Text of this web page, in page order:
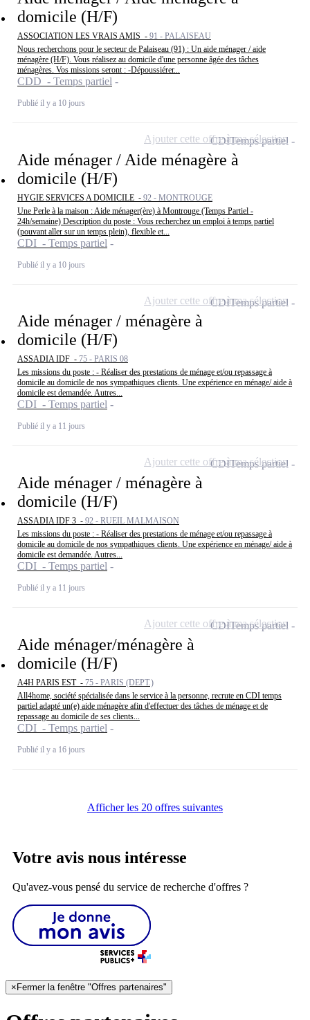
domicile (H/F)
ASSOCIATION LES VRAIS AMIS - 91 - PALAISEAU
Nous recherchons pour le secteur de Palaiseau (91) : Un aide ménager / aide
ménagère (H/F). Vous réalisez au domicile d'une personne âgée des tâches
ménagères. Vos missions seront : -Dépoussiérer...
CDD - Temps partiel
Publié il y a 10 jours
Aide ménager / Aide ménagère à
domicile (H/F)
HYGIE SERVICES A DOMICILE - 92 - MONTROUGE
Une Perle à la maison : Aide ménager(ère) à Montrouge (Temps Partiel -
24h/semaine) Description du poste : Vous recherchez un emploi à temps partiel
(pouvant aller sur un temps plein), flexible et...
CDI - Temps partiel
Publié il y a 10 jours
CDITemps partiel
Ajouter cette offre à ma sélection
Aide ménager / ménagère à
domicile (H/F)
ASSADIA IDF - 75 - PARIS 08
Les missions du poste : - Réaliser des prestations de ménage et/ou repassage à
domicile au domicile de nos sympathiques clients. Une expérience en ménage/ aide à
domicile est demandée. Autres...
CDI - Temps partiel
Publié il y a 11 jours
CDITemps partiel
Ajouter cette offre à ma sélection
Aide ménager / ménagère à
domicile (H/F)
ASSADIA IDF 3 - 92 - RUEIL MALMAISON
Les missions du poste : - Réaliser des prestations de ménage et/ou repassage à
domicile au domicile de nos sympathiques clients. Une expérience en ménage/ aide à
domicile est demandée. Autres...
CDI - Temps partiel
Publié il y a 11 jours
CDITemps partiel
Ajouter cette offre à ma sélection
Aide ménager/ménagère à
domicile (H/F)
A4H PARIS EST - 75 - PARIS (DEPT.)
All4home, société spécialisée dans le service à la personne, recrute en CDI temps
partiel adapté un(e) aide ménagère afin d'effectuer des tâches de ménage et de
repassage au domicile de ses clients...
CDI - Temps partiel
Publié il y a 16 jours
CDITemps partiel
Ajouter cette offre à ma sélection
Afficher les 20 offres suivantes
Votre avis nous intéresse
Qu'avez-vous pensé du service de recherche d'offres ?
× Fermer la fenêtre "Offres partenaires"